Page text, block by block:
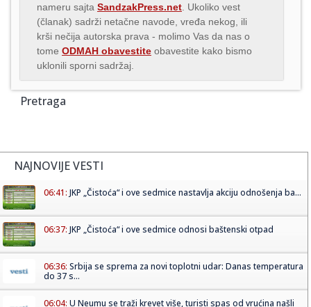
nameru sajta SandzakPress.net . Ukoliko vest
(članak) sadrži netačne navode, vređa nekog, ili
krši nečija autorska prava - molimo Vas da nas o
tome ODMAH obavestite obavestite kako bismo
uklonili sporni sadržaj.
Pretraga
NAJNOVIJE VESTI
06:41: JKP „Čistoća“ i ove sedmice nastavlja akciju odnošenja ba...
06:37: JKP „Čistoća“ i ove sedmice odnosi baštenski otpad
06:36: Srbija se sprema za novi toplotni udar: Danas temperatura
do 37 s...
06:04: U Neumu se traži krevet više, turisti spas od vrućina našli